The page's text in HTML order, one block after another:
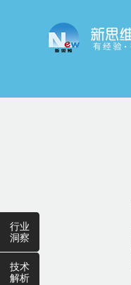
行业
洞察
技术
解析